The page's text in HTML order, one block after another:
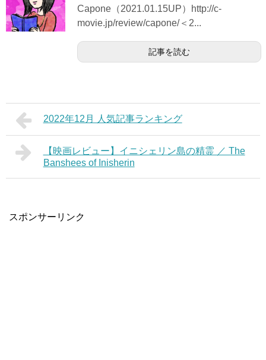
Capone（2021.01.15UP）http://c-
movie.jp/review/capone/＜2...
記事を読む
2022年12月 人気記事ランキング
【映画レビュー】イニシェリン島の精霊 ／ The
Banshees of Inisherin
スポンサーリンク